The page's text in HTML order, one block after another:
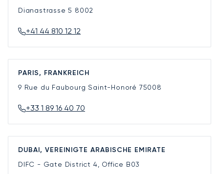
Dianastrasse 5 8002
+41 44 810 12 12
PARIS, FRANKREICH
9 Rue du Faubourg Saint-Honoré 75008
+33 1 89 16 40 70
DUBAI, VEREINIGTE ARABISCHE EMIRATE
DIFC - Gate District 4, Office B03